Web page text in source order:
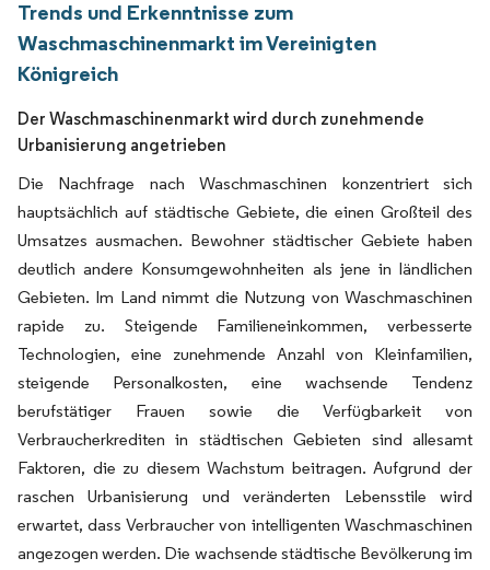
Trends und Erkenntnisse zum
Waschmaschinenmarkt im Vereinigten
Königreich
Der Waschmaschinenmarkt wird durch zunehmende
Urbanisierung angetrieben
Die Nachfrage nach Waschmaschinen konzentriert sich
hauptsächlich auf städtische Gebiete, die einen Großteil des
Umsatzes ausmachen. Bewohner städtischer Gebiete haben
deutlich andere Konsumgewohnheiten als jene in ländlichen
Gebieten. Im Land nimmt die Nutzung von Waschmaschinen
rapide zu. Steigende Familieneinkommen, verbesserte
Technologien, eine zunehmende Anzahl von Kleinfamilien,
steigende Personalkosten, eine wachsende Tendenz
berufstätiger Frauen sowie die Verfügbarkeit von
Verbraucherkrediten in städtischen Gebieten sind allesamt
Faktoren, die zu diesem Wachstum beitragen. Aufgrund der
raschen Urbanisierung und veränderten Lebensstile wird
erwartet, dass Verbraucher von intelligenten Waschmaschinen
angezogen werden. Die wachsende städtische Bevölkerung im